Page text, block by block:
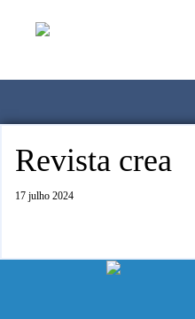
Revista crea
17 julho 2024